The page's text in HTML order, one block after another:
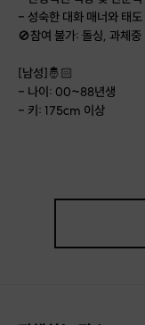
- 성숙한 대화 매너와 태도
🚫참여 불가: 돌싱, 과체중
[남성]🤴🏻
- 나이: 00~88년생
- 키: 175cm 이상